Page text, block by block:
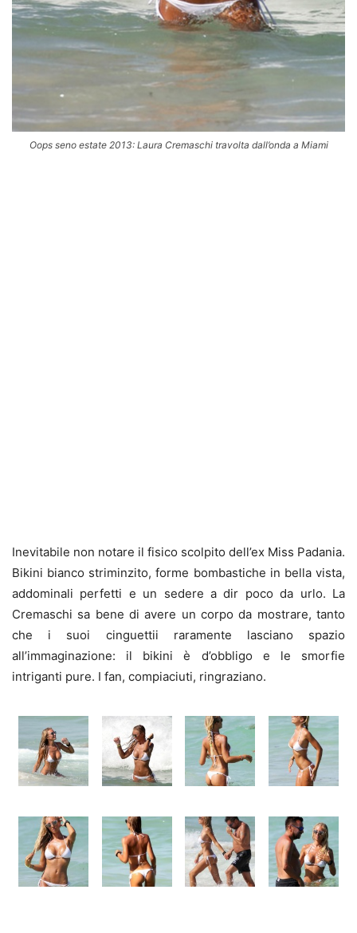
Oops seno estate 2013: Laura Cremaschi travolta dall’onda a Miami
Inevitabile non notare il fisico scolpito dell’ex Miss Padania.
Bikini bianco striminzito, forme bombastiche in bella vista,
addominali perfetti e un sedere a dir poco da urlo. La
Cremaschi sa bene di avere un corpo da mostrare, tanto
che i suoi cinguettii raramente lasciano spazio
all’immaginazione: il bikini è d’obbligo e le smorfie
intriganti pure. I fan, compiaciuti, ringraziano.